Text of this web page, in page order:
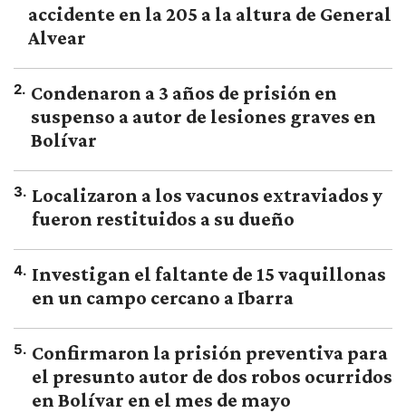
accidente en la 205 a la altura de General
Alvear
2. Condenaron a 3 años de prisión en
suspenso a autor de lesiones graves en
Bolívar
3. Localizaron a los vacunos extraviados y
fueron restituidos a su dueño
4. Investigan el faltante de 15 vaquillonas
en un campo cercano a Ibarra
5. Confirmaron la prisión preventiva para
el presunto autor de dos robos ocurridos
en Bolívar en el mes de mayo